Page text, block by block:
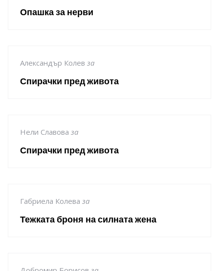
Опашка за нерви
Александър Колев за
Спирачки пред живота
Нели Славова за
Спирачки пред живота
Габриела Колева за
Тежката броня на силната жена